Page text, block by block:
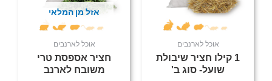
אוכל לארנבים
1 קילו חציר שיבולת
שועל- סוג ב'
אזל מן המלאי
אוכל לארנבים
חציר אספסת טרי
משובח לארנב